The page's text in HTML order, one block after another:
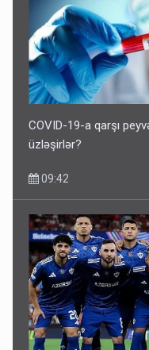
COVID-19-a qarşı
üzləşirlər?
09:42